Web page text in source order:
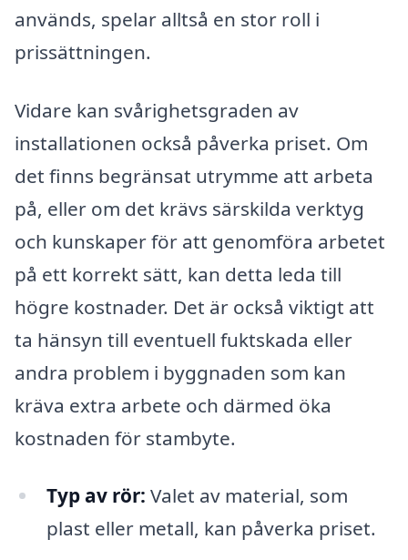
används, spelar alltså en stor roll i
prissättningen.
Vidare kan svårighetsgraden av
installationen också påverka priset. Om
det finns begränsat utrymme att arbeta
på, eller om det krävs särskilda verktyg
och kunskaper för att genomföra arbetet
på ett korrekt sätt, kan detta leda till
högre kostnader. Det är också viktigt att
ta hänsyn till eventuell fuktskada eller
andra problem i byggnaden som kan
kräva extra arbete och därmed öka
kostnaden för stambyte.
Typ av rör: Valet av material, som
plast eller metall, kan påverka priset.